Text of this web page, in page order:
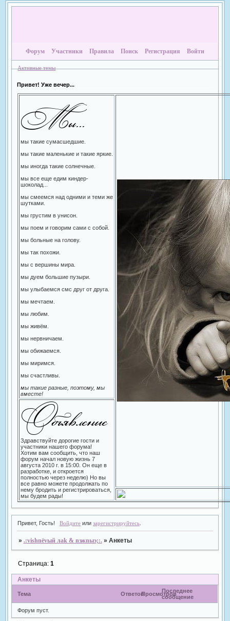
Форум Участники Правила Поиск Регистрация Войти
Активные темы
Привет! Уже вечер...
мы такие сумасшедшие.
мы такие маленькие и такие яркие.
мы иногда такие солнечные.
мы все еще едим киндер-
шоколад...
мы смеемся над одними и теми же
шутками.
мы грустим в унисон.
мы поем и говорим сами с собой.
мы больные на голову.
мы так похожи.
мы с вершины мира.
мы дуем большие пузыри.
мы улыбаемся смс друг от друга.
мы мечтаем.
мы любим.
мы живём.
мы нервничаем.
мы обижаемся.
мы миримся.
мы счастливы.
мы такие разные, поэтому, мы
вместе!
Здравствуйте дорогие гости и
участники нашего форума!
Хотим вам сообщить, что наш
форум начал новую жизнь 7
августа 2010 г. в 15:00. Он еще в
разработке, и откроется
полностью через неделю) Но вы
все равно можете продолжать по
нему бродить и регистрироваться,
мы будем рады!
Привет, Гость! Войдитеили зарегистрируйтесь.
» .:vishnёvый лak & nэжnыэ;:. » Анкеты
Анкеты
Страница: 1
Тема ОтветовПросмотровПоследнее
сообщение
Форум пуст.